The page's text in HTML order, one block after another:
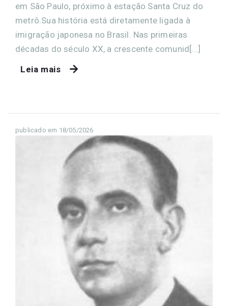
em São Paulo, próximo à estação Santa Cruz do
metrô.Sua história está diretamente ligada à
imigração japonesa no Brasil. Nas primeiras
décadas do século XX, a crescente comunid[...]
Leia mais
publicado em 18/05/2026